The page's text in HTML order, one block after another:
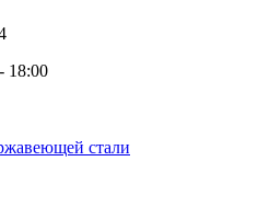
18:00
стали